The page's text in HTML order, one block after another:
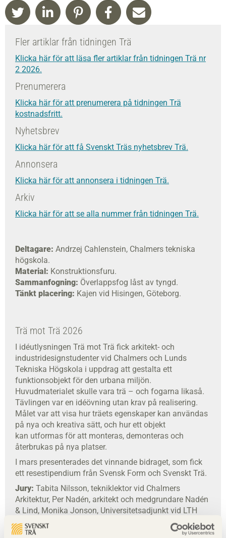
Fler artiklar från tidningen Trä
Klicka här för att läsa fler artiklar från tidningen Trä nr
2 2026.
Prenumerera
Klicka här för att prenumerera på tidningen Trä
kostnadsfritt.
Nyhetsbrev
Klicka här för att få Svenskt Träs nyhetsbrev Trä.
Annonsera
Klicka här för att annonsera i tidningen Trä.
Arkiv
Klicka här för att se alla nummer från tidningen Trä.
Deltagare: Andrzej Cahlenstein, Chalmers tekniska
högskola.
Material: Konstruktionsfuru.
Sammanfogning: Överlappsfog låst av tyngd.
Tänkt placering: Kajen vid Hisingen, Göteborg.
Trä mot Trä 2026
I idéutlysningen Trä mot Trä fick arkitekt- och
industridesignstudenter vid Chalmers och Lunds
Tekniska Högskola i uppdrag att gestalta ett
funktionsobjekt för den urbana miljön.
Huvudmaterialet skulle vara trä – och fogarna likaså.
Tävlingen var en idéövning utan krav på realisering.
Målet var att visa hur träets egenskaper kan användas
på nya och kreativa sätt, och hur ett objekt
kan utformas för att monteras, demonteras och
återbrukas på nya platser.
I mars presenterades det vinnande bidraget, som fick
ett resestipendium från Svensk Form och Svenskt Trä.
Jury: Tabita Nilsson, tekniklektor vid Chalmers
Arkitektur, Per Nadén, arkitekt och medgrundare Nadén
& Lind, Monika Jonson, Universitetsadjunkt vid LTH
Arkitektur och Alexander Nyberg, arkitekt med ansvar
för Träpriset på Svenskt Trä.